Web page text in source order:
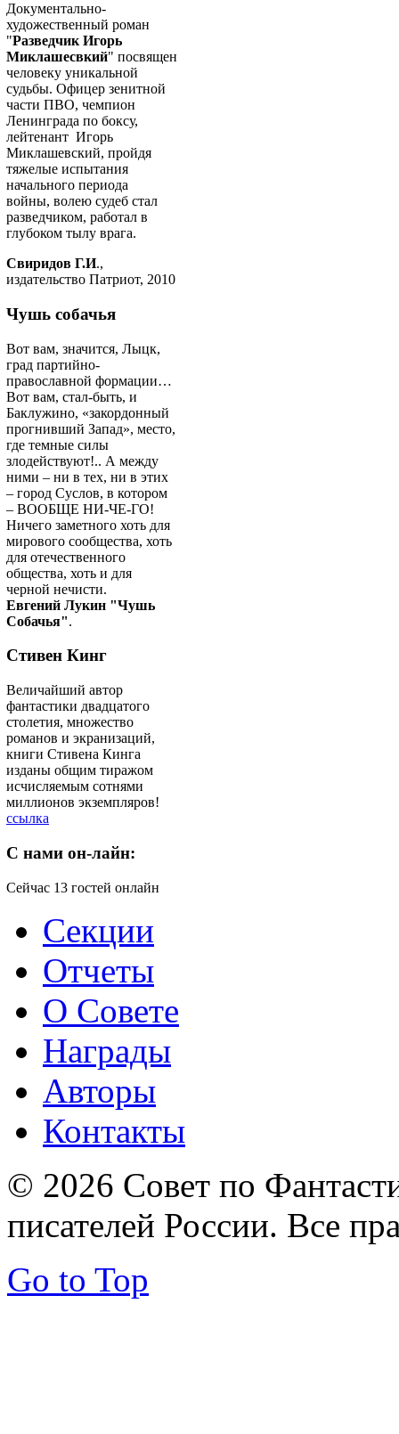
Документально-
художественный роман
"Разведчик Игорь
Миклашесвкий" посвящен
человеку уникальной
судьбы. Офицер зенитной
части ПВО, чемпион
Ленинграда по боксу,
лейтенант Игорь
Миклашевский, пройдя
тяжелые испытания
начального периода
войны, волею судеб стал
разведчиком, работал в
глубоком тылу врага.
Свиридов Г.И.,
издательство Патриот, 2010
Чушь собачья
Вот вам, значится, Лыцк,
град партийно-
православной формации…
Вот вам, стал-быть, и
Баклужино, «закордонный
прогнивший Запад», место,
где темные силы
злодействуют!.. А между
ними – ни в тех, ни в этих
– город Суслов, в котором
– ВООБЩЕ НИ-ЧЕ-ГО!
Ничего заметного хоть для
мирового сообщества, хоть
для отечественного
общества, хоть и для
черной нечисти.
Евгений Лукин "Чушь
Собачья".
Стивен Кинг
Величайший автор
фантастики двадцатого
столетия, множество
романов и экранизаций,
книги Стивена Кинга
изданы общим тиражом
исчисляемым сотнями
миллионов экземпляров!
ссылка
C нами он-лайн:
Сейчас 13 гостей онлайн
Секции
Отчеты
О Совете
Награды
Авторы
Контакты
© 2026 Совет по
писателей России. Все
Go to Top